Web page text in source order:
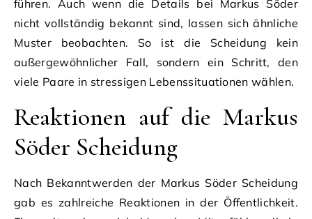
führen. Auch wenn die Details bei Markus Söder
nicht vollständig bekannt sind, lassen sich ähnliche
Muster beobachten. So ist die Scheidung kein
außergewöhnlicher Fall, sondern ein Schritt, den
viele Paare in stressigen Lebenssituationen wählen.
Reaktionen auf die Markus
Söder Scheidung
Nach Bekanntwerden der Markus Söder Scheidung
gab es zahlreiche Reaktionen in der Öffentlichkeit.